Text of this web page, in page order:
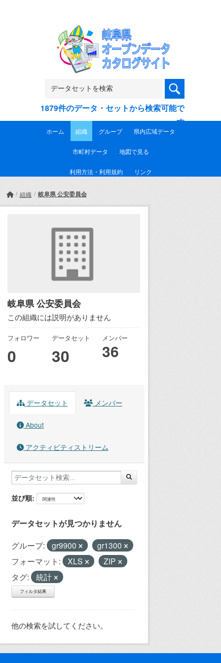
1879件のデータ・セットから検索可能で
す
ホーム 組織 グループ 県内広域データ
市町村データ 地図で見る
利用方法・利用規約 リンク
組織 岐阜県 公安委員会
岐阜県 公安委員会
この組織には説明がありません
フォロワー
0
データセット
30
メンバー
36
データセット メンバー
About
アクティビティストリーム
並び順
データセットが見つかりません
グループ: gr9900
gr1300
フォーマット:
XLS
ZIP
タグ:
統計
フィルタ結果
他の検索を試してください。